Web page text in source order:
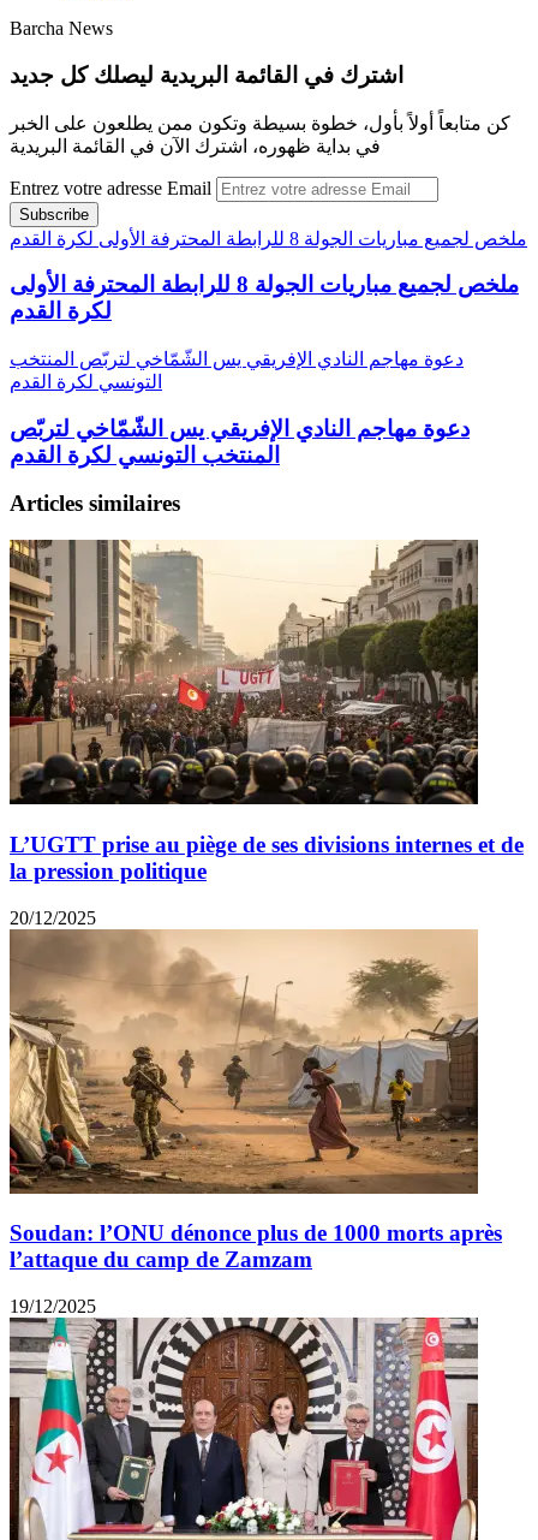
Barcha News
اشترك في القائمة البريدية ليصلك كل جديد
كن متابعاً أولاً بأول، خطوة بسيطة وتكون ممن يطلعون على الخبر
في بداية ظهوره، اشترك الآن في القائمة البريدية
Entrez votre adresse Email
ملخص لجميع مباريات الجولة 8 للرابطة المحترفة الأولى لكرة القدم
ملخص لجميع مباريات الجولة 8 للرابطة المحترفة الأولى
لكرة القدم
دعوة مهاجم النادي الإفريقي يس الشّمّاخي لتربّص المنتخب
التونسي لكرة القدم
دعوة مهاجم النادي الإفريقي يس الشّمّاخي لتربّص
المنتخب التونسي لكرة القدم
Articles similaires
L’UGTT prise au piège de ses divisions internes et de
la pression politique
20/12/2025
Soudan: l’ONU dénonce plus de 1000 morts après
l’attaque du camp de Zamzam
19/12/2025